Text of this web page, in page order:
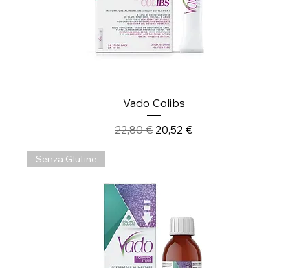
Vado Colibs
Prezzo regolare
22,80 € Prezzo scontato
20,52 €
Senza Glutine